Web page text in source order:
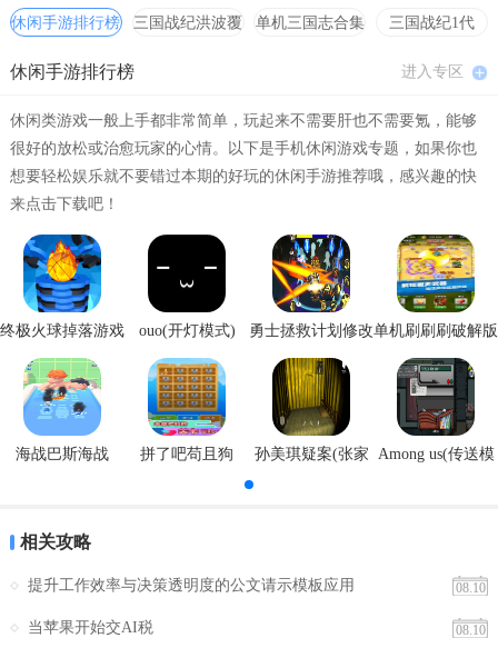
心理调查问卷2026最新版本功能
1、黑暗人格探测：从多维度检测潜在特质，以娱乐化呈现性格另一
面，满足猎奇与自我探索需求。
成问答，提升趣味与代入感。
4、专属报告生成：答题后自动生成报告，通俗解读恐惧、人格等，直
休闲手游排行榜
三国战纪洪波覆
单机三国志合集
三国战纪1代
休闲手游排行榜 进入专区
休闲类游戏一般上手都非常简单，玩起来不需要肝也不需要氪，能够
很好的放松或治愈玩家的心情。以下是手机休闲游戏专题，如果你也
想要轻松娱乐就不要错过本期的好玩的休闲手游推荐哦，感兴趣的快
来点击下载吧！
终极火球掉落游戏
ouo(开灯模式)
勇士拯救计划修改单机刷刷刷破解版
海战巴斯海战 拼了吧苟且狗
孙美琪疑案(张家 Among us(传送模
相关攻略
08.10
提升工作效率与决策透明度的公文请示模板应用
08.10
当苹果开始交AI税